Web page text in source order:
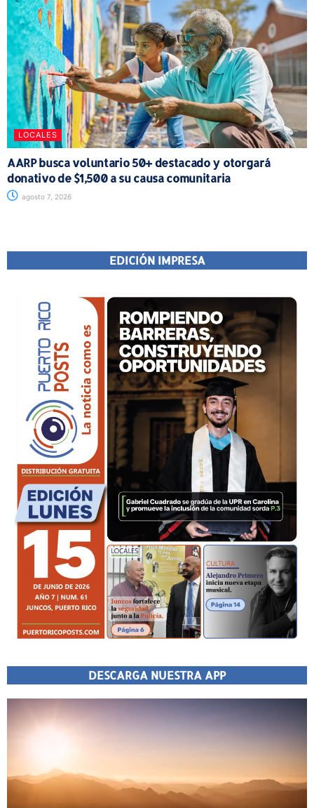
LOCALES
AARP busca voluntario 50+ destacado y otorgará
donativo de $1,500 a su causa comunitaria
agosto 7, 2026
EDICIÓN IMPRESA
DESCARGA NUESTRA APP